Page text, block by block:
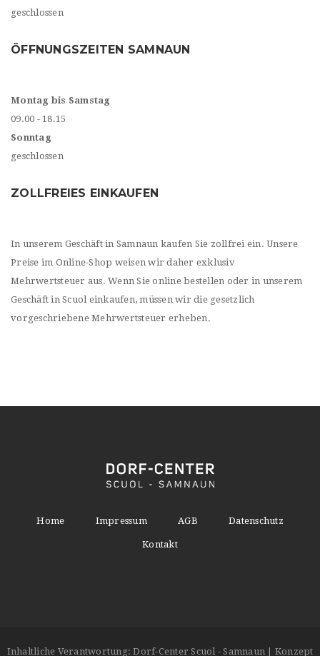
geschlossen
ÖFFNUNGSZEITEN SAMNAUN
Montag bis Samstag
09.00 - 18.15
Sonntag
geschlossen
ZOLLFREIES EINKAUFEN
In unserem Geschäft in Samnaun kaufen Sie zollfrei ein. Unsere
Preise im Online-Shop weisen wir daher exklusiv
Mehrwertsteuer aus. Wenn Sie online bestellen oder in unserem
Geschäft in Scuol einkaufen, müssen wir die gesetzlich
vorgeschriebene Mehrwertsteuer erheben.
Home Impressum AGB Datenschutz
Kontakt
Inhaltliche Verantwortung: Dorf-Center Scuol - Samnaun | Konzept